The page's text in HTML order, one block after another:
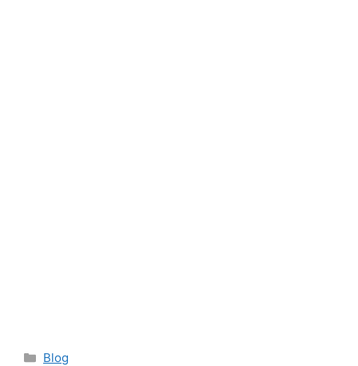
Categories
Blog